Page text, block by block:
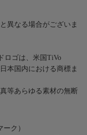
異なる場合がございま
ロゴは、米国TiVo
本国内における商標ま
等あらゆる素材の無断
ク）